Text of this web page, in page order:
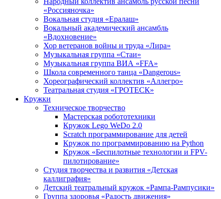
«Россияночка»
Вокальная студия «Ералаш»
Вокальный академический ансамбль
«Вдохновение»
Хор ветеранов войны и труда «Лира»
Музыкальная группа «Стаи»
Музыкальная группа ВИА «FFA»
Школа современного танца «Dangerous»
Хореографический коллектив «Аллегро»
Театральная студия «ГРОТЕСК»
Кружки
Техническое творчество
Мастерская робототехники
Кружок Lego WeDo 2.0
Scratch программирование для детей
Кружок по программированию на Python
Кружок «Беспилотные технологии и FPV-
пилотирование»
Студия творчества и развития «Детская
каллиграфия»
Детский театральный кружок «Рампа-Рампусики»
Группа здоровья «Радость движения»